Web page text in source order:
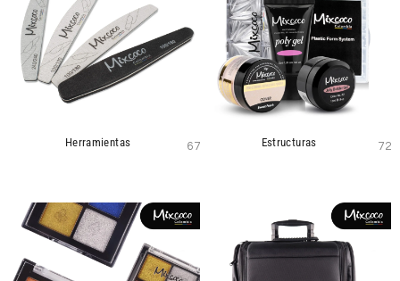
Herramientas 67 Estructuras 72